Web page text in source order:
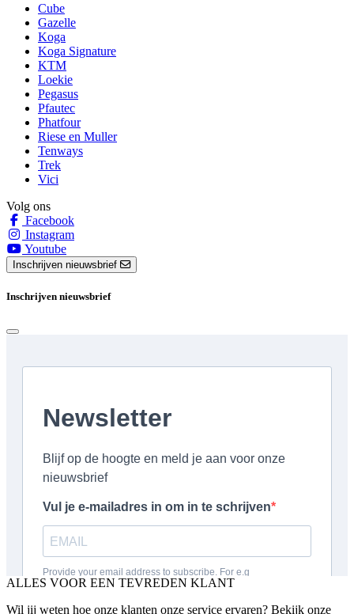
Cube
Gazelle
Koga
Koga Signature
KTM
Loekie
Pegasus
Pfautec
Phatfour
Riese en Muller
Tenways
Trek
Vici
Volg ons
Facebook
Instagram
Youtube
Inschrijven nieuwsbrief
Inschrijven nieuwsbrief
ALLES VOOR EEN TEVREDEN KLANT
Wil jij weten hoe onze klanten onze service ervaren? Bekijk onze